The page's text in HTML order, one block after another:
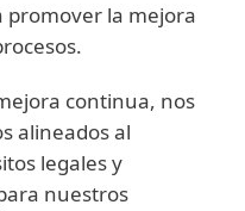
promover la mejora
continua, nos
alineados al
legales y
nuestros